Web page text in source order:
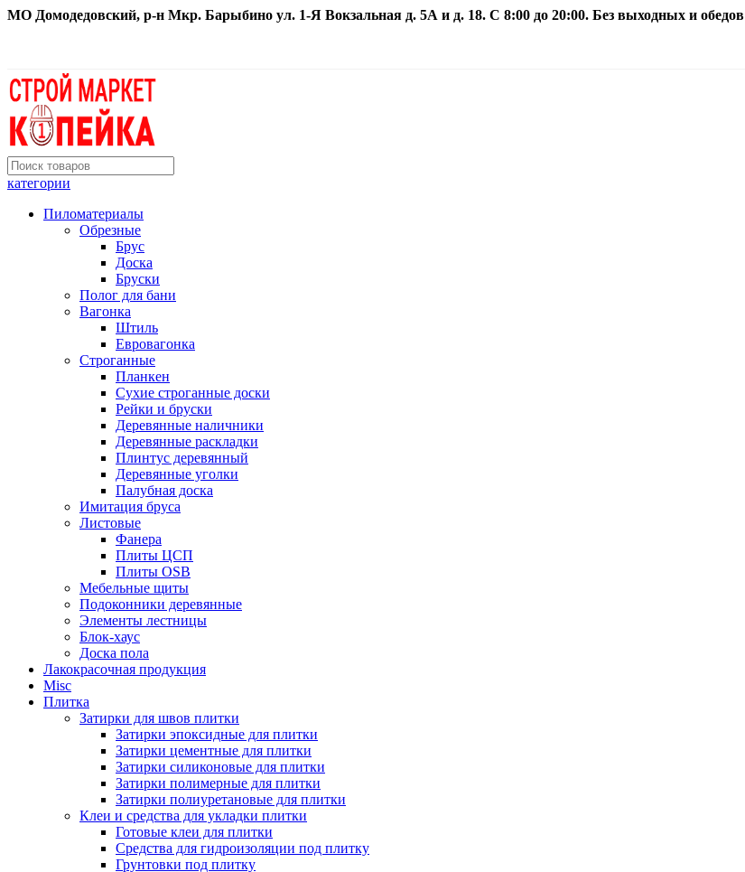
МО Домодедовский, р-н Мкр. Барыбино ул. 1-Я Вокзальная д. 5А и д. 18. С 8:00 до 20:00. Без выходных и обедов
категории
Пиломатериалы
Обрезные
Брус
Доска
Бруски
Полог для бани
Вагонка
Штиль
Евровагонка
Строганные
Планкен
Сухие строганные доски
Рейки и бруски
Деревянные наличники
Деревянные раскладки
Плинтус деревянный
Деревянные уголки
Палубная доска
Имитация бруса
Листовые
Фанера
Плиты ЦСП
Плиты OSB
Мебельные щиты
Подоконники деревянные
Элементы лестницы
Блок-хаус
Доска пола
Лакокрасочная продукция
Misc
Плитка
Затирки для швов плитки
Затирки эпоксидные для плитки
Затирки цементные для плитки
Затирки силиконовые для плитки
Затирки полимерные для плитки
Затирки полиуретановые для плитки
Клеи и средства для укладки плитки
Готовые клеи для плитки
Средства для гидроизоляции под плитку
Грунтовки под плитку